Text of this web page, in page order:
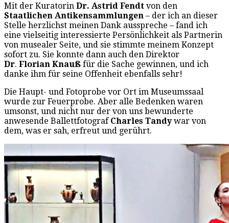
Mit der Kuratorin Dr. Astrid Fendt von den
Staatlichen Antikensammlungen – der ich an dieser
Stelle herzlichst meinen Dank ausspreche – fand ich
eine vielseitig interessierte Persönlichkeit als Partnerin
von musealer Seite, und sie stimmte meinem Konzept
sofort zu. Sie konnte dann auch den Direktor
Dr. Florian Knauß für die Sache gewinnen, und ich
danke ihm für seine Offenheit ebenfalls sehr!
Die Haupt- und Fotoprobe vor Ort im Museumssaal
wurde zur Feuerprobe. Aber alle Bedenken waren
umsonst, und nicht nur der von uns bewunderte
anwesende Ballettfotograf Charles Tandywar von
dem, was er sah, erfreut und gerührt.